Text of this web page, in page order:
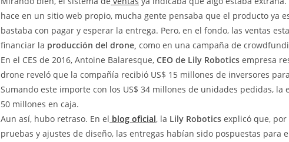
hace en un sitio web propio, mucha gente pensaba que el producto ya
bastaba con pagar y esperar la entrega. Pero, en el fondo, las ventas
financiar la producción del drone, como en una campaña de
En el CES de 2016, Antoine Balaresque, CEO de Lily Robotics empresa
drone reveló que la compañía recibió US$ 15 millones de inversores
Sumando este importe con los US$ 34 millones de unidades pedidas, la
50 millones en caja.
Aun así, hubo retraso. En el blog oficial, la Lily Robotics explicó que,
pruebas y ajustes de diseño, las entregas habían sido pospuestas para